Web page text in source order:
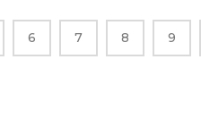
6 7 8 9